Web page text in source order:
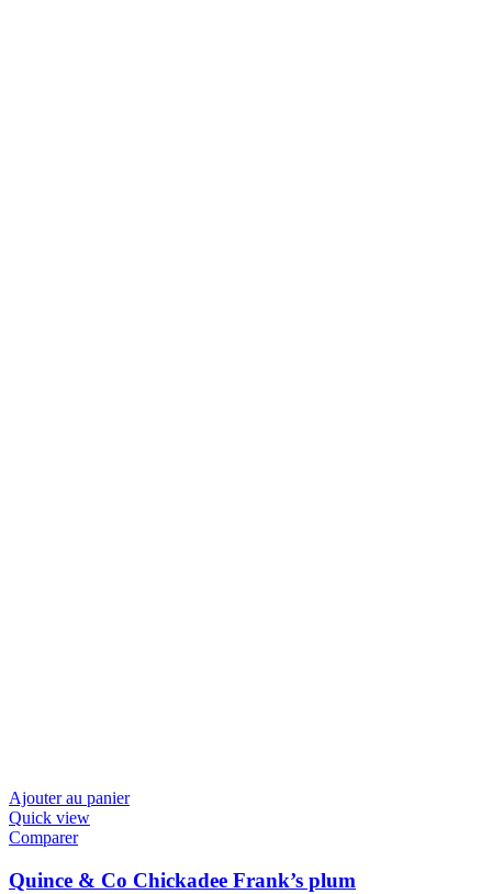
Ajouter au panier
Quick view
Comparer
Quince & Co Chickadee Frank’s plum